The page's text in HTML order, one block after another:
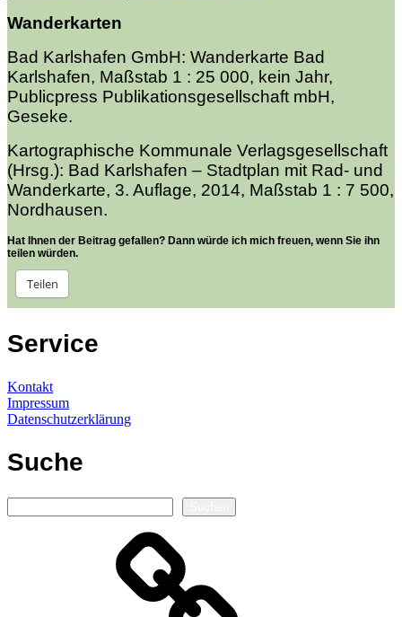
Wanderkarten
Bad Karlshafen GmbH: Wanderkarte Bad
Karlshafen, Maßstab 1 : 25 000, kein Jahr,
Publicpress Publikationsgesellschaft mbH,
Geseke.
Kartographische Kommunale Verlagsgesellschaft
(Hrsg.): Bad Karlshafen – Stadtplan mit Rad- und
Wanderkarte, 3. Auflage, 2014, Maßstab 1 : 7 500,
Nordhausen.
Hat Ihnen der Beitrag gefallen? Dann würde ich mich freuen, wenn Sie ihn
teilen würden.
Teilen
Service
Kontakt
Impressum
Datenschutzerklärung
Suche